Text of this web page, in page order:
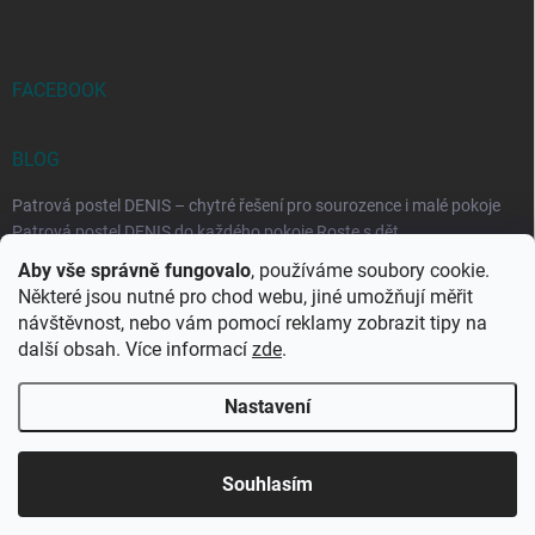
Aby vše správně fungovalo, používáme soubory cookie.
Některé jsou nutné pro chod webu, jiné umožňují měřit
návštěvnost, nebo vám pomocí reklamy zobrazit tipy na
další obsah. Více informací zde.
Nastavení
Souhlasím
FACEBOOK
BLOG
Patrová postel DENIS – chytré řešení pro sourozence i malé pokoje
Patrová postel DENIS do každého pokoje Roste s dět...
Rozkládací postele RELAX – ideální řešení pro malé prostory i
každodenní spaní
Rozkládací postel, která se přizpůsobí vašemu živo...
Copyright 2026DK-obchod.cz. Všechna práva vyhrazena.Upravit
nastavení cookies